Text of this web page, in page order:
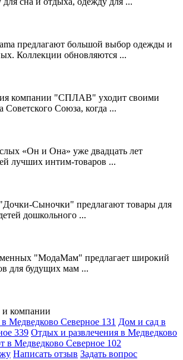
предлагают большой выбор одежды и
Коллекции обновляются ...
компании "СПЛАВ" уходит своими
Советского Союза, когда ...
«Он и Она» уже двадцать лет
лучших интим-товаров ...
Сыночки" предлагают товары для
дошкольного ...
"МодаМам" предлагает широкий
для будущих мам ...
компании
в Медведково Северное 131 Дом и сад в
339 Отдых и развлечения в Медведково
в Медведково Северное 102
Написать отзыв Задать вопрос